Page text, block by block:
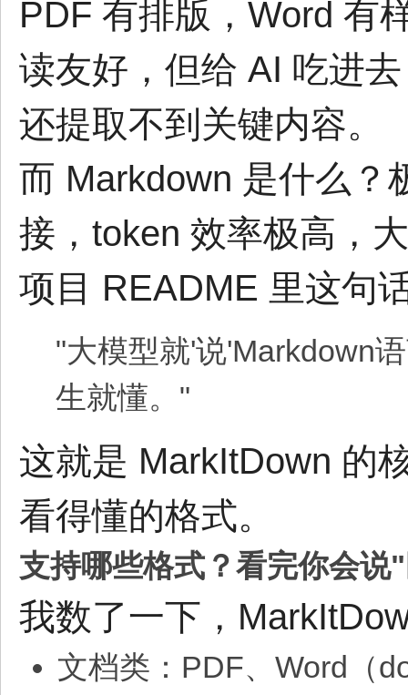
PDF 有排版，Word
读友好，但给 AI 吃进
还提取不到关键内容。
而 Markdown 是什么？
接，token 效率极高，
项目 README 里这句
"大模型就'说'Markdown
生就懂。"
这就是 MarkItDown 的
看得懂的格式。
支持哪些格式？看完你会说
我数了一下，
文档类：PDF、Word（